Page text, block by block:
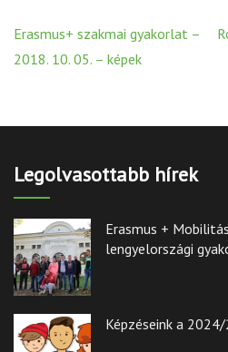
Post
navigation
Erasmus+ szakmai gyakorlat –
2018. 10. 05. – képek
Legolvasottabb hírek
Erasmus +
lengyelországi
Képzéseink a